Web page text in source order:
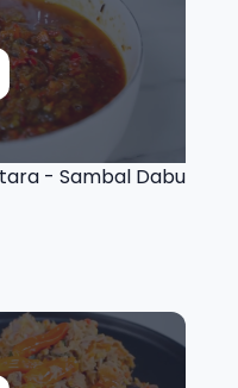
- Sambal Dabu